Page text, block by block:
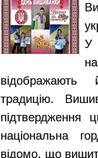
У
відображають
традицію.
національна
відомо, що